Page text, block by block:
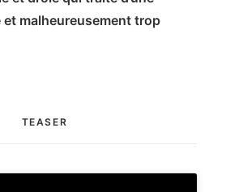
malheureusement trop
TEASER